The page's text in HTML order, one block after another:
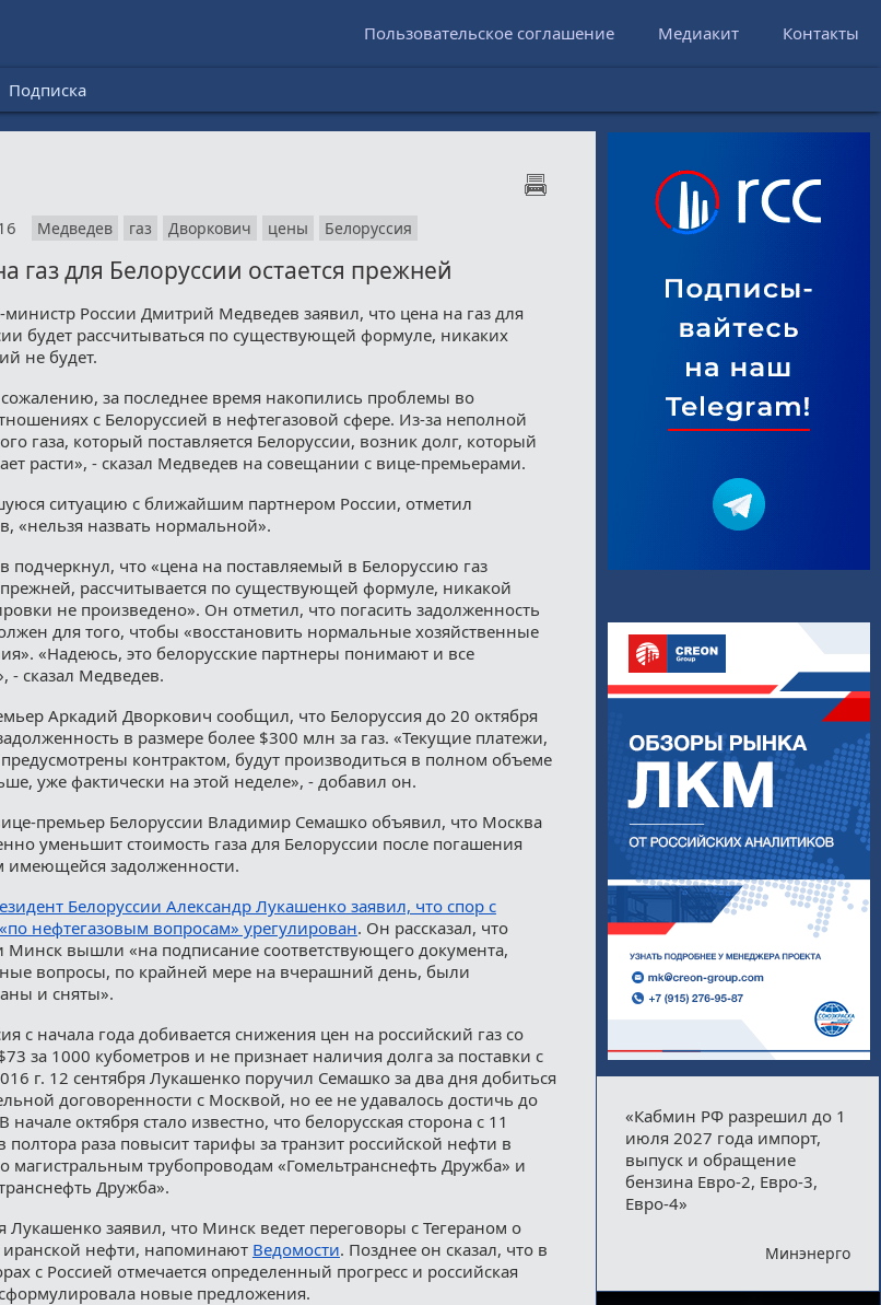
Пользовательское соглашение Медиакит Контакты
Подписка
Медведев газ Дворкович цены Белоруссия
газ для Белоруссии остается прежней
России Дмитрий Медведев заявил, что цена на газ для
будет рассчитываться по существующей формуле, никаких
не будет.
сожалению, за последнее время накопились проблемы во
с Белоруссией в нефтегазовой сфере. Из-за неполной
газа, который поставляется Белоруссии, возник долг, который
расти», - сказал Медведев на совещании с вице-премьерами.
ситуацию с ближайшим партнером России, отметил
«нельзя назвать нормальной».
подчеркнул, что «цена на поставляемый в Белоруссию газ
прежней, рассчитывается по существующей формуле, никакой
не произведено». Он отметил, что погасить задолженность
для того, чтобы «восстановить нормальные хозяйственные
«Надеюсь, это белорусские партнеры понимают и все
- сказал Медведев.
Аркадий Дворкович сообщил, что Белоруссия до 20 октября
в размере более $300 млн за газ. «Текущие платежи,
контрактом, будут производиться в полном объеме
уже фактически на этой неделе», - добавил он.
премьер Белоруссии Владимир Семашко объявил, что Москва
уменьшит стоимость газа для Белоруссии после погашения
имеющейся задолженности.
Белоруссии Александр Лукашенко заявил, что спор с
нефтегазовым вопросам» урегулирован. Он рассказал, что
Минск вышли «на подписание соответствующего документа,
вопросы, по крайней мере на вчерашний день, были
и сняты».
с начала года добивается снижения цен на российский газ со
за 1000 кубометров и не признает наличия долга за поставки с
г. 12 сентября Лукашенко поручил Семашко за два дня добиться
договоренности с Москвой, но ее не удавалось достичь до
начале октября стало известно, что белорусская сторона с 11
полтора раза повысит тарифы за транзит российской нефти в
магистральным трубопроводам «Гомельтранснефть Дружба» и
Дружба».
Лукашенко заявил, что Минск ведет переговоры с Тегераном о
иранской нефти, напоминают Ведомости. Позднее он сказал, что в
с Россией отмечается определенный прогресс и российская
новые предложения.
«Кабмин РФ разрешил до 1
июля 2027 года импорт,
выпуск и обращение
бензина Евро-2, Евро-3,
Евро-4»
Минэнерго